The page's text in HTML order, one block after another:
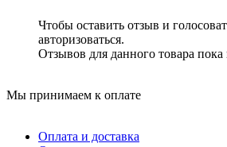
Чтобы оcтавить отзыв и
авторизоваться.
Отзывов для данного товара пока
Мы принимаем к оплате
Оплата и доставка